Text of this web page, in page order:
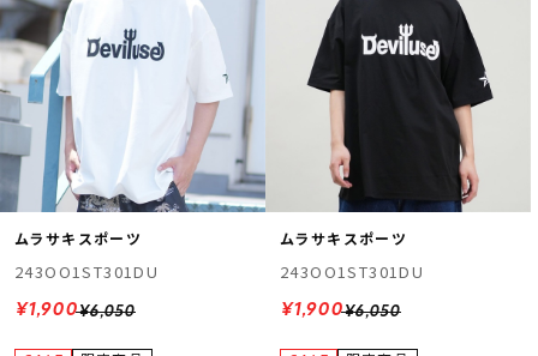
ムラサキスポーツ
243OO1ST301DU
¥6,050
¥1,900
ムラサキスポーツ
243OO1ST301DU
¥6,050
¥1,900